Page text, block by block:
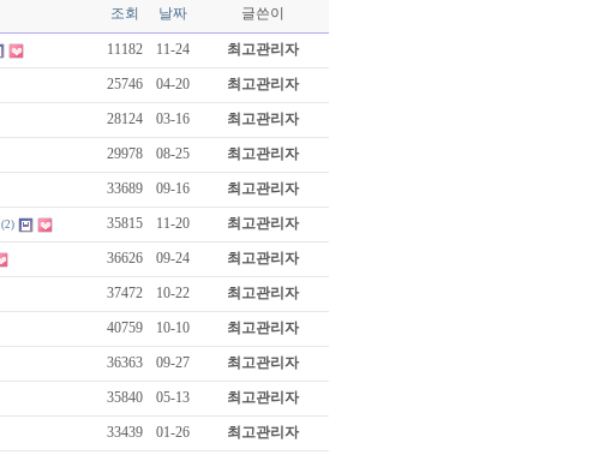
조회 날짜 글쓴이
11182 11-24 최고관리자
25746 04-20 최고관리자
28124 03-16 최고관리자
29978 08-25 최고관리자
33689 09-16 최고관리자
(2) 35815 11-20 최고관리자
36626 09-24 최고관리자
37472 10-22 최고관리자
40759 10-10 최고관리자
36363 09-27 최고관리자
35840 05-13 최고관리자
33439 01-26 최고관리자